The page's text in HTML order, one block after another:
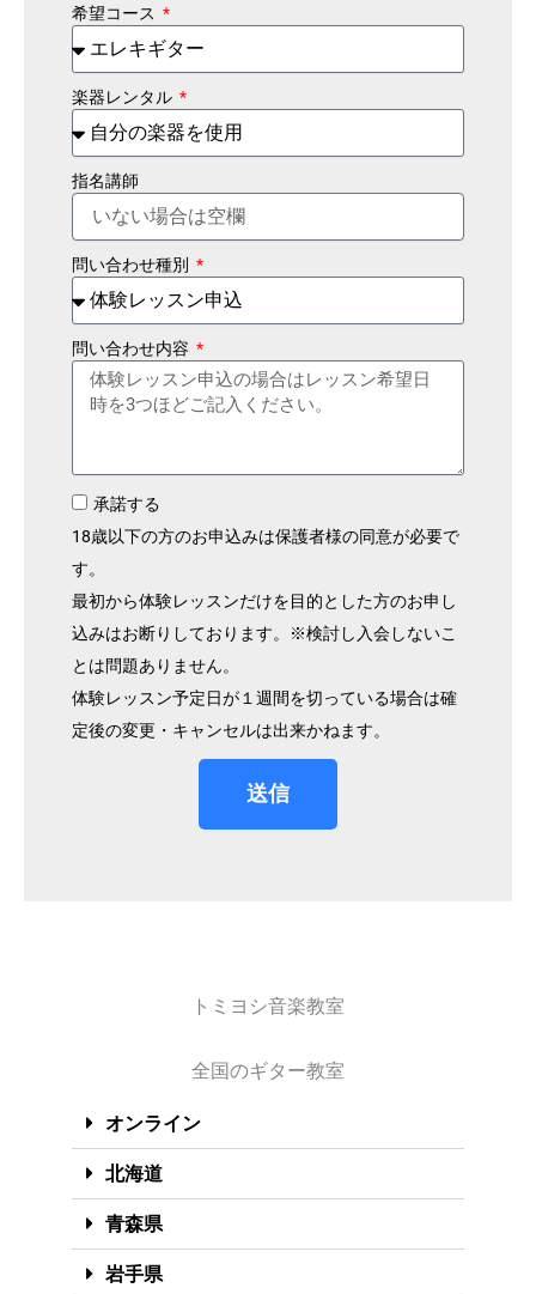
希望コース
楽器レンタル
指名講師
問い合わせ種別
問い合わせ内容
承諾する
18歳以下の方のお申込みは保護者様の同意が必要で
す。
最初から体験レッスンだけを目的とした方のお申し
込みはお断りしております。※検討し入会しないこ
とは問題ありません。
体験レッスン予定日が１週間を切っている場合は確
定後の変更・キャンセルは出来かねます。
送信
トミヨシ音楽教室
全国のギター教室
オンライン
北海道
青森県
岩手県